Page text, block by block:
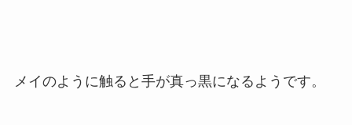
メイのように触ると手が真っ黒になるようです。